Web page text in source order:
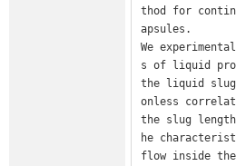
thod for
apsules.
We
s of liquid
the liquid slug
onless
the slug
he
flow inside